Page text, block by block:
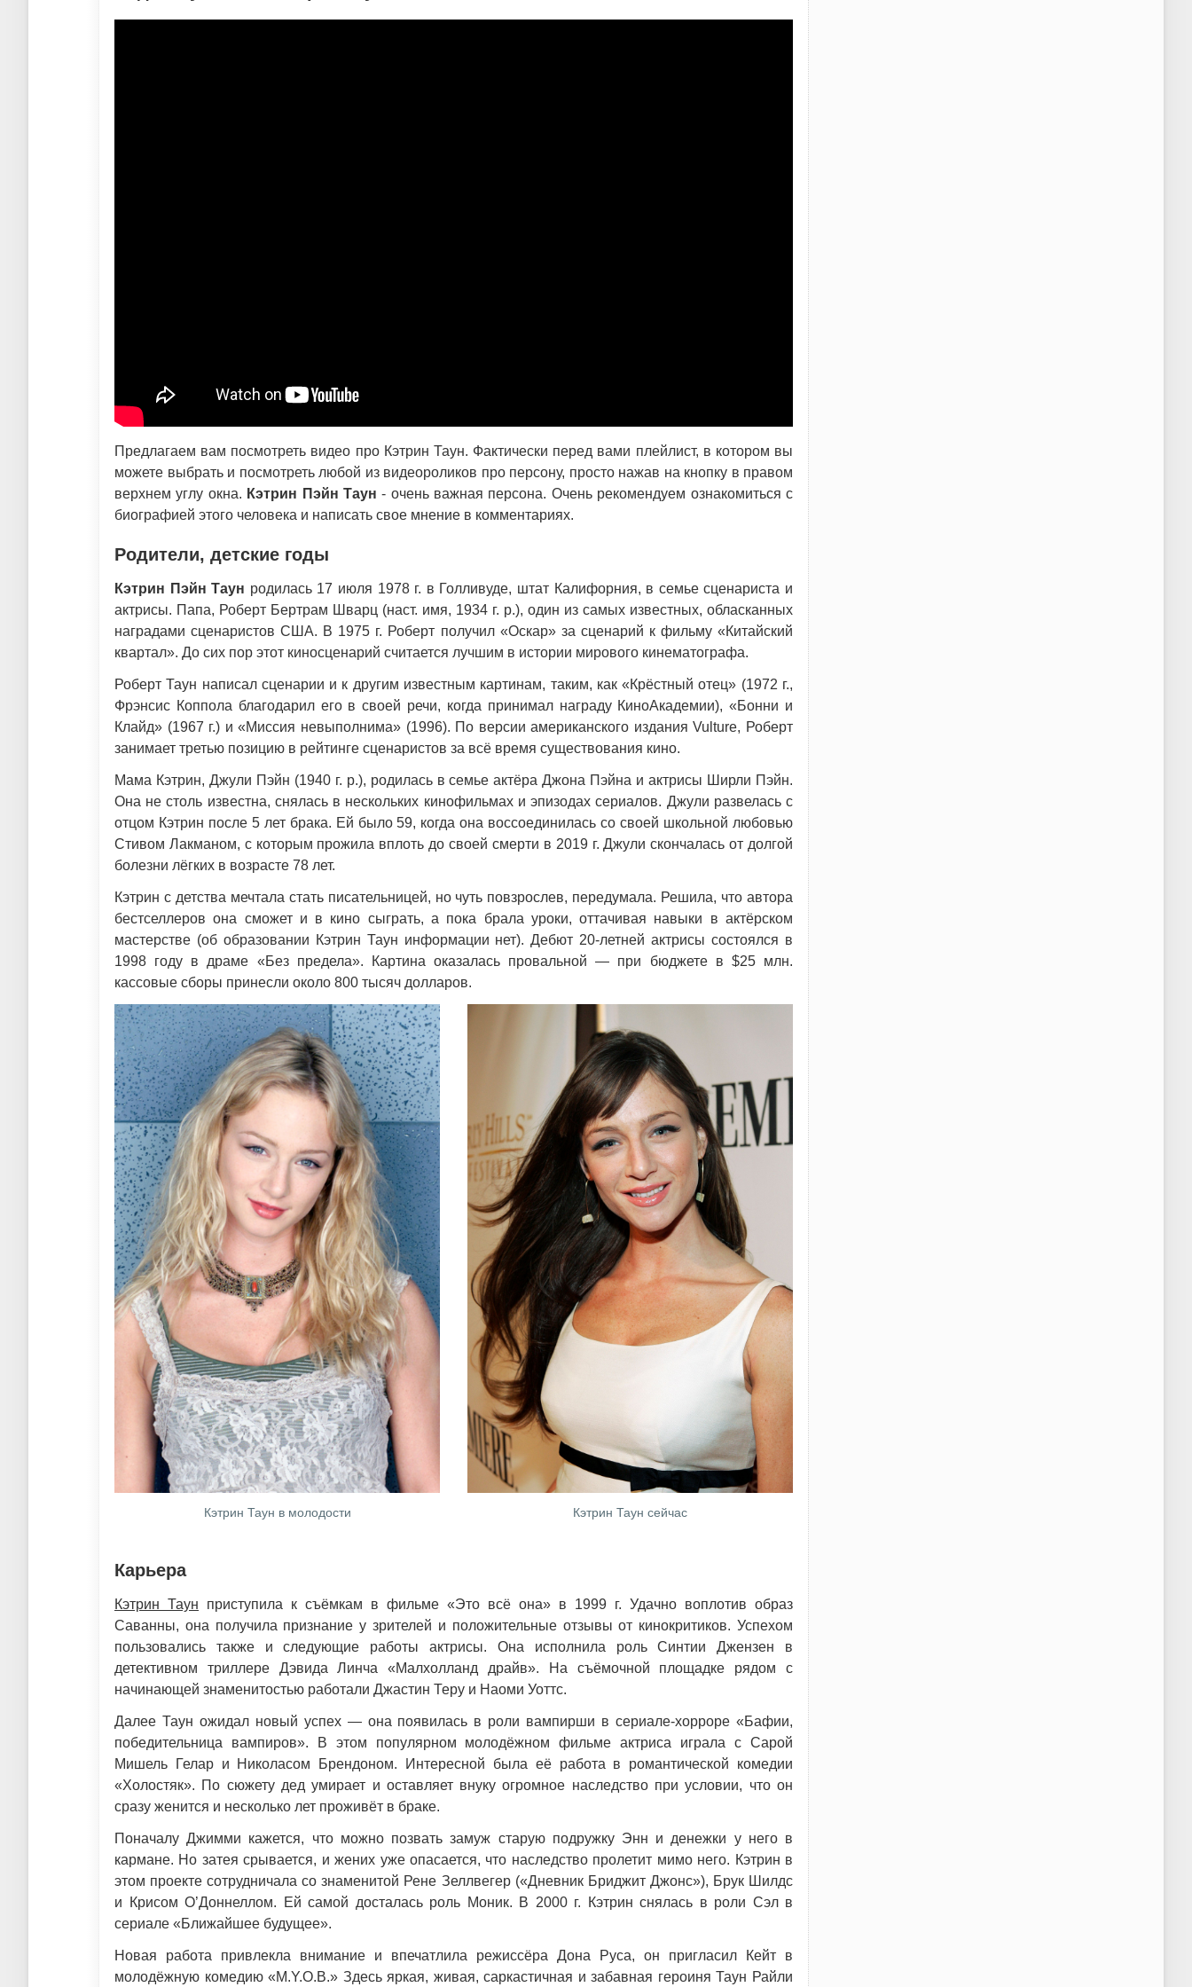
Предлагаем вам посмотреть видео про Кэтрин Таун. Фактически перед вами плейлист, в котором вы
можете выбрать и посмотреть любой из видеороликов про персону, просто нажав на кнопку в правом
верхнем углу окна. Кэтрин Пэйн Таун - очень важная персона. Очень рекомендуем ознакомиться с
биографией этого человека и написать свое мнение в комментариях.
Родители, детские годы
Кэтрин Пэйн Таун родилась 17 июля 1978 г. в Голливуде, штат Калифорния, в семье сценариста и
актрисы. Папа, Роберт Бертрам Шварц (наст. имя, 1934 г. р.), один из самых известных, обласканных
наградами сценаристов США. В 1975 г. Роберт получил «Оскар» за сценарий к фильму «Китайский
квартал». До сих пор этот киносценарий считается лучшим в истории мирового кинематографа.
Роберт Таун написал сценарии и к другим известным картинам, таким, как «Крёстный отец» (1972 г.,
Фрэнсис Коппола благодарил его в своей речи, когда принимал награду КиноАкадемии), «Бонни и
Клайд» (1967 г.) и «Миссия невыполнима» (1996). По версии американского издания Vulture, Роберт
занимает третью позицию в рейтинге сценаристов за всё время существования кино.
Мама Кэтрин, Джули Пэйн (1940 г. р.), родилась в семье актёра Джона Пэйна и актрисы Ширли Пэйн.
Она не столь известна, снялась в нескольких кинофильмах и эпизодах сериалов. Джули развелась с
отцом Кэтрин после 5 лет брака. Ей было 59, когда она воссоединилась со своей школьной любовью
Стивом Лакманом, с которым прожила вплоть до своей смерти в 2019 г. Джули скончалась от долгой
болезни лёгких в возрасте 78 лет.
Кэтрин с детства мечтала стать писательницей, но чуть повзрослев, передумала. Решила, что автора
бестселлеров она сможет и в кино сыграть, а пока брала уроки, оттачивая навыки в актёрском
мастерстве (об образовании Кэтрин Таун информации нет). Дебют 20-летней актрисы состоялся в
1998 году в драме «Без предела». Картина оказалась провальной — при бюджете в $25 млн.
кассовые сборы принесли около 800 тысяч долларов.
Кэтрин Таун в молодости Кэтрин Таун сейчас
Карьера
Кэтрин Таун приступила к съёмкам в фильме «Это всё она» в 1999 г. Удачно воплотив образ
Саванны, она получила признание у зрителей и положительные отзывы от кинокритиков. Успехом
пользовались также и следующие работы актрисы. Она исполнила роль Синтии Джензен в
детективном триллере Дэвида Линча «Малхолланд драйв». На съёмочной площадке рядом с
начинающей знаменитостью работали Джастин Теру и Наоми Уоттс.
Далее Таун ожидал новый успех — она появилась в роли вампирши в сериале-хорроре «Бафии,
победительница вампиров». В этом популярном молодёжном фильме актриса играла с Сарой
Мишель Гелар и Николасом Брендоном. Интересной была её работа в романтической комедии
«Холостяк». По сюжету дед умирает и оставляет внуку огромное наследство при условии, что он
сразу женится и несколько лет проживёт в браке.
Поначалу Джимми кажется, что можно позвать замуж старую подружку Энн и денежки у него в
кармане. Но затея срывается, и жених уже опасается, что наследство пролетит мимо него. Кэтрин в
этом проекте сотрудничала со знаменитой Рене Зеллвегер («Дневник Бриджит Джонс»), Брук Шилдс
и Крисом О’Доннеллом. Ей самой досталась роль Моник. В 2000 г. Кэтрин снялась в роли Сэл в
сериале «Ближайшее будущее».
Новая работа привлекла внимание и впечатлила режиссёра Дона Руса, он пригласил Кейт в
молодёжную комедию «M.Y.O.B.» Здесь яркая, живая, саркастичная и забавная героиня Таун Райли